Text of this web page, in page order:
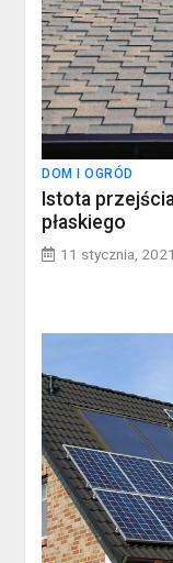
DOM I OGRÓD
Istota
płaskiego
11 stycznia, 2021